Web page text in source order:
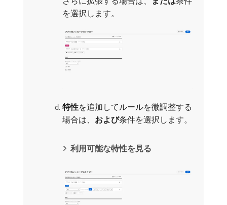
を選択します。
特性​を追加してルールを微調整する
場合は、 および​条件を選択します。
利用可能な特性を見る